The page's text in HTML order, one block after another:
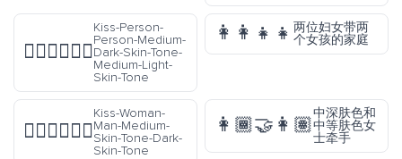
🧑🏾‍❤️‍💋‍🧑🏼
Kiss-Person-
Person-Medium-
Dark-Skin-Tone-
Medium-Light-
Skin-Tone
👩‍👩‍👧‍👧 两位妇女带两
个女孩的家庭
👩🏽‍❤️‍💋‍👨🏿
Kiss-Woman-
Man-Medium-
Skin-Tone-Dark-
Skin-Tone
👩🏾‍🤝‍👩🏽
中深肤色和
中等肤色女
士牵手